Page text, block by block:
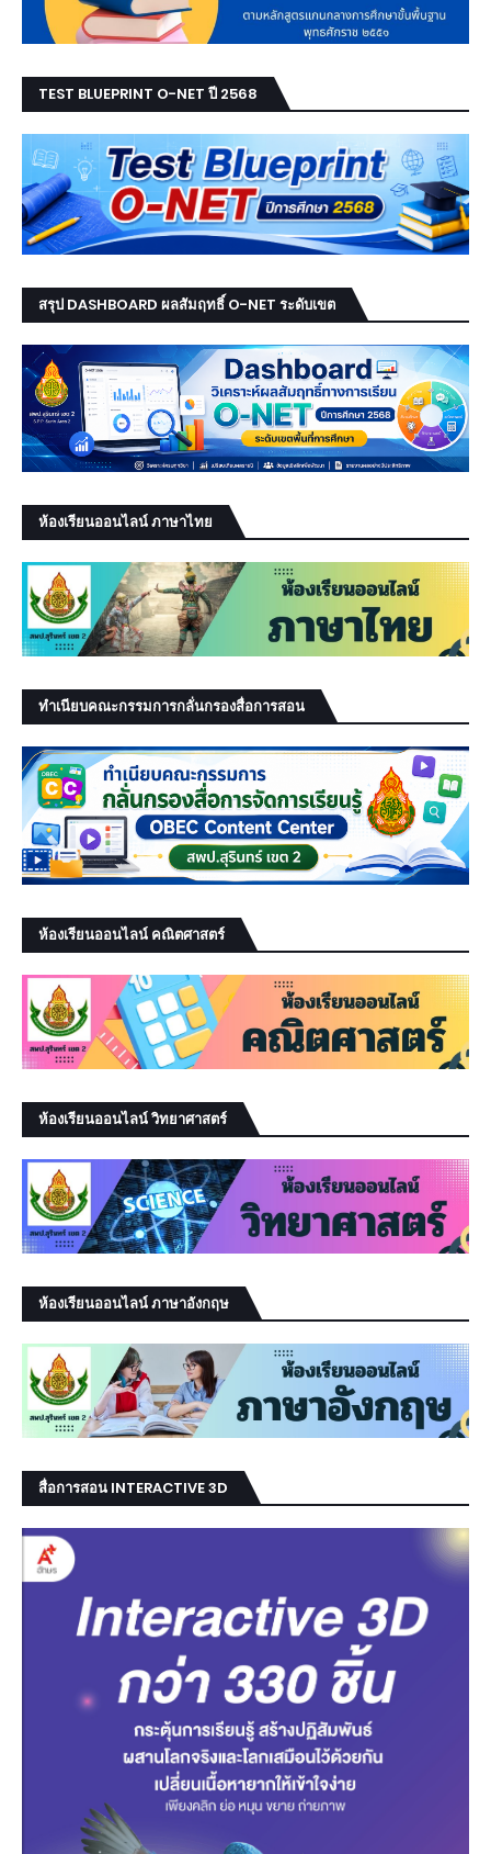
TEST BLUEPRINT O-NET ปี 2568
สรุป DASHBOARD ผลสัมฤทธิ์ O-NET ระดับเขต
ห้องเรียนออนไลน์ ภาษาไทย
ทำเนียบคณะกรรมการกลั่นกรองสื่อการสอน
ห้องเรียนออนไลน์ คณิตศาสตร์
ห้องเรียนออนไลน์ วิทยาศาสตร์
ห้องเรียนออนไลน์ ภาษาอังกฤษ
สื่อการสอน INTERACTIVE 3D